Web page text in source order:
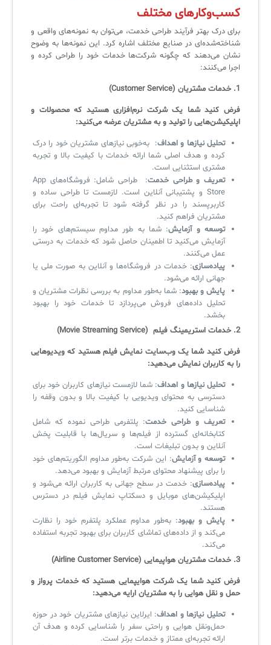
کسب‌وکارهای مختلف
برای درک بهتر فرآیند طراحی خدمت، می‌توان به نمونه‌های واقعی و
شناخته‌شده‌ای در صنایع مختلف اشاره کرد. این نمونه‌ها به وضوح
نشان می‌دهند که چگونه شرکت‌ها خدمات خود را طراحی کرده و
اجرا می‌کنند:
1. خدمات مشتریان (Customer Service)
فرض کنید شما یک شرکت نرم‌افزاری هستید که محصولات و
اپلیکیشن‌هایی را تولید و به مشتریان عرضه می‌کنید:
تحلیل نیازها و اهداف: به‌خوبی نیازهای مشتریان خود را درک
کرده و هدف اصلی شما ارائه خدمات با کیفیت بالا و تجربه
مشتری استثنایی است.
تعریف و طراحی خدمت
: طراحی شامل: فروشگاه‌های App
Store و پشتیبانی آنلاین است. لازمست تا طراحی ساده و
کاربرپسند را در نظر گرفته‌ شود تا تجربه‌ای راحت برای
مشتریان فراهم کنید.
توسعه و آزمایش: شما به طور مداوم سیستم‌های خود را
آزمایش می‌کنید تا اطمینان حاصل شود که خدمات به درستی
عمل می‌کنند.
پیاده‌سازی: خدمات در فروشگاه‌ها و آنلاین به صورت ملی یا
جهانی ارائه می‌شود.
پایش و بهبود: شما به‌طور مداوم به بررسی نظرات مشتریان و
تحلیل داده‌های فروش می‌پردازد تا خدمات خود را بهبود
بخشد.
2. خدمات استریمینگ فیلم (Movie Streaming Service)
فرض کنید شما یک وب‌سایت نمایش فیلم هستید که ویدیوهایی
را به کاربران نمایش می‌دهید:
تحلیل نیازها و اهداف: شما لازمست نیازهای کاربران خود برای
دسترسی به محتوای ویدیویی با کیفیت بالا و بدون وقفه را
شناسایی کنید.
تعریف و طراحی خدمت: پلتفرمی طراحی نموده که شامل
کتابخانه‌ای گسترده از فیلم‌ها و سریال‌ها با قابلیت پخش
آنلاین و بدون تبلیغات است.
توسعه و آزمایش: این شرکت به‌طور مداوم الگوریتم‌های خود
را برای پیشنهاد محتوای مرتبط آزمایش و بهبود می‌دهد.
پیاده‌سازی: خدمت در سطح جهانی به کاربران ارائه می‌شود و
اپلیکیشن‌های موبایل و دسکتاپ نمایش فیلم در دسترس
هستند.
پایش و بهبود: به‌طور مداوم عملکرد پلتفرم خود را نظارت
می‌کند و از داده‌های تماشای کاربران برای بهبود تجربه استفاده
می‌کند.
3. خدمات مشتریان هواپیمایی (Airline Customer Service)
فرض کنید شما یک شرکت هوایپمایی هستید که خدمات پرواز و
حمل‌ و نقل هوایی را به مشتریان ارایه می‌دهید:
تحلیل نیازها و اهداف: ایرلاین نیازهای مشتریان خود در حوزه
حمل‌ونقل هوایی و راحتی سفر را شناسایی کرده و هدف آن
ارائه تجربه‌ای ممتاز و خدمات برتر است.
✦
مدیریت خدمات سازمانی
سرویس دسک پلاس MSP
اندپوینت سنترال [سامانه مدیریت نقاط پایانی]
Log360 ابزار SIEM
برنامه‌ساز هوشمند App Creator
سیستم هوشمند مدیریت فروش و فاکتور
سامانه مدیریت امنیت اطلاعات
سلف سرویس کاربران
سامانه مدیریت دارایی‌ها [Asset Explorer]
ManageEngine Malware Protection Plus
سامانه مدیریت دسترسی ممتاز
سامانه مدیریت و مانیتورینگ شبکه
سامانه آزمون آنلاین
✦
مدیریت خدمات منابع انسانی
CIs Control
مجموعه راهکارهای آیناک
✦
آموزش سیستم مدیریت خدمات فناوری اطلاعات
نکته‌های کلیدی برای مدیر انفورماتیک
آموزش‌ ویدیویی مفاهیم سرویس دسک
آموزش فارسی ITIL4
چارچوب ITIL برای همه
فلافلی_فناوری
آرشیو دانلودهای مدانت
لیست دوره‌ها
مقالات آموزشی